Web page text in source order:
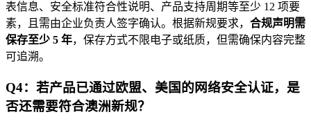
表信息、安全标准符合性说明、产品支持周期等至少 12 项要
素，且需由企业负责人签字确认。根据新规要求， 合规声明需
保存至少 5 年，保存方式不限电子或纸质，但需确保内容完整
可追溯。
Q4：若产品已通过欧盟、美国的网络安全认证，是
否还需要符合澳洲新规？